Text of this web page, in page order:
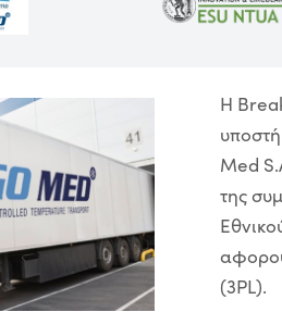
Η
Med
της
(3PL).